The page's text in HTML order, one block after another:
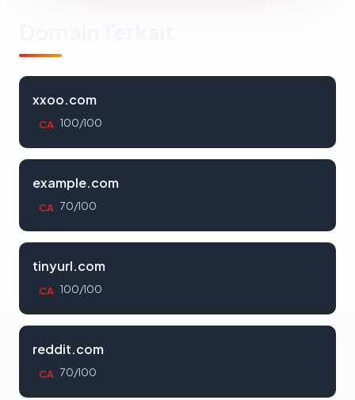
xxoo.com
CA 100/100
example.com
CA 70/100
tinyurl.com
CA 100/100
reddit.com
CA 70/100